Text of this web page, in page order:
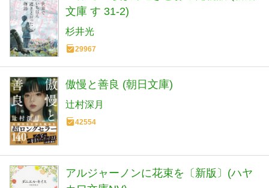
文庫 す 31-2)
杉井光
29967
傲慢と善良 (朝日文庫)
辻村深月
42554
アルジャーノンに花束を〔新版〕(ハヤ